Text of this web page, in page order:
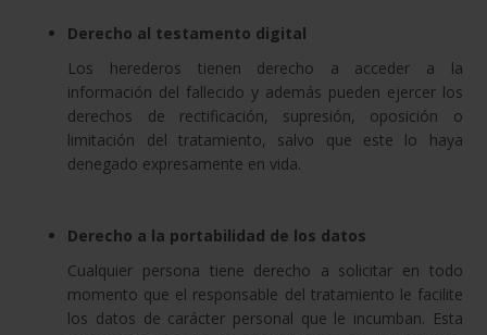
Derecho al testamento digital
Los herederos tienen derecho a acceder a la
información del fallecido y además pueden ejercer los
derechos de rectificación, supresión, oposición o
limitación del tratamiento, salvo que este lo haya
denegado expresamente en vida.
Derecho a la portabilidad de los datos
Cualquier persona tiene derecho a solicitar en todo
momento que el responsable del tratamiento le facilite
los datos de carácter personal que le incumban. Esta